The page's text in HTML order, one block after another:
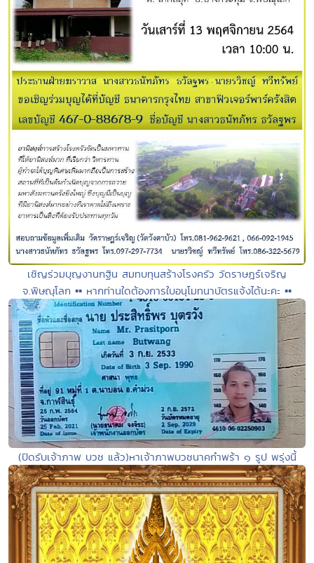
เชิญร่วมบุญงานกฐิน สมทบทุนสร้างโรงครัว วัดราษฎร์เจริญ
จ.พิษณุโลก ▪︎▪︎ หากท่านใดต้องการใบอนุโมทนาบัตรแจ้งได้นะคะ ▪︎▪︎
(ปิดรับเจ้าภาพ บวช แล้ว)หาเจ้าภาพบวชนาคกำพร้า ๑ รูป พรุ่งนี้